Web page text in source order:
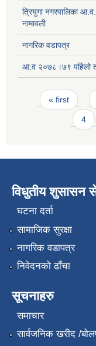
त्रियुगा नगरपालिका
नामावली
नागरिक वडापत्र
आ.व २०७८।७९ पहिलो
Pages
« first
4
विधुतीय शुसासन
घटना दर्ता
सामाजिक सुरक्षा
नागरिक वडापत्र
निवेदनको ढाँचा
सूचनाहरु
समाचार
सार्वजनिक खरीद /